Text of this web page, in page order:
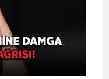
Kocaeli
Konya